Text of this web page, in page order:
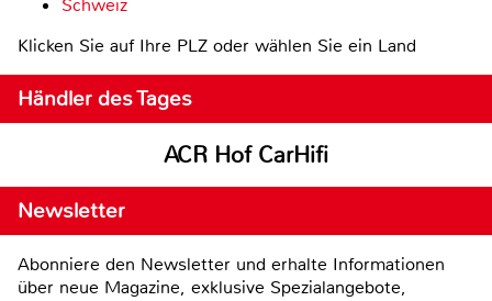
Klicken Sie auf Ihre PLZ oder wählen Sie ein Land
Händler des Tages
ACR Hof CarHifi
Newsletter
Abonniere den Newsletter und erhalte Informationen
über neue Magazine, exklusive Spezialangebote,